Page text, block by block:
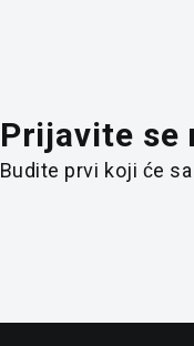
Prijavite se
Budite prvi koji će